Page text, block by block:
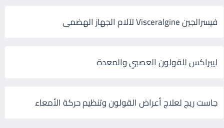
فيسرالجين Visceralgine لآلام الجهاز الهضمى
ليبراكس للقولون العصبي والمعدة
جاست ريج لعلاج أعراض القولون وتنظيم حركة الأمعاء